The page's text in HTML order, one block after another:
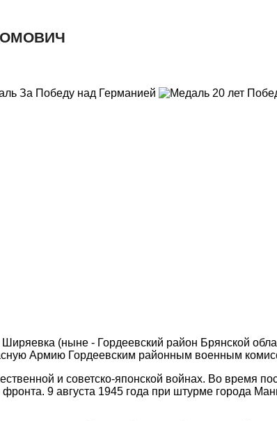
Ширяевка (ныне - Гордеевский район Брянской
Армию Гордеевским районным военным
и советско-японской войнах. Во время
9 августа 1945 года при штурме города